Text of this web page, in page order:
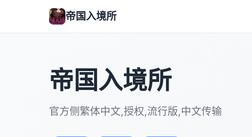
帝国入境所
帝国入境所
官方侧繁体中文,授权,流行版,中文传输